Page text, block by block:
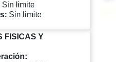
Sin limite
Sin limite
FISICAS Y